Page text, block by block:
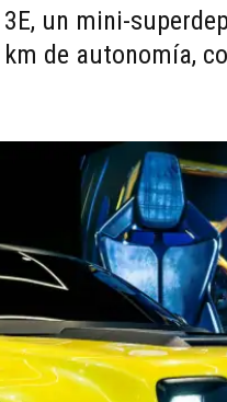
un mini-
de autonomía,